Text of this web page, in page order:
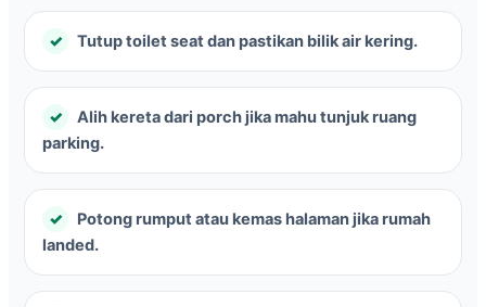
Tutup toilet seat dan pastikan bilik air kering.
Alih kereta dari porch jika mahu tunjuk ruang
parking.
Potong rumput atau kemas halaman jika rumah
landed.